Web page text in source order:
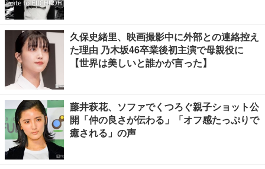
久保史緒里、映画撮影中に外部との連絡控え
た理由 乃木坂46卒業後初主演で母親役に
【世界は美しいと誰かが言った】
藤井萩花、ソファでくつろぐ親子ショット公
開「仲の良さが伝わる」「オフ感たっぷりで
癒される」の声